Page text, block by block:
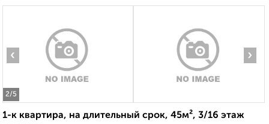
2/5
‹ ›
1-к квартира, на длительный срок, 45м², 3/16 этаж